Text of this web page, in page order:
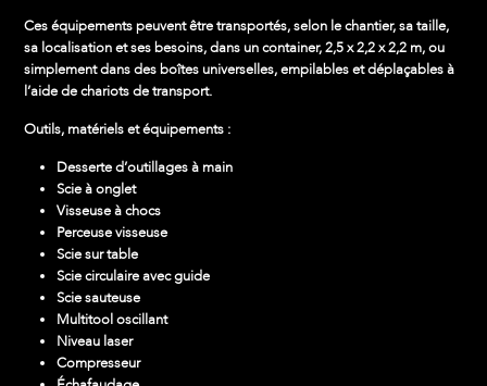
Ces équipements peuvent être transportés, selon le chantier, sa taille,
sa localisation et ses besoins, dans un container, 2,5 x 2,2 x 2,2 m, ou
simplement dans des boîtes universelles, empilables et déplaçables à
l’aide de chariots de transport.
Outils, matériels et équipements :
Desserte d’outillages à main
Scie à onglet
Visseuse à chocs
Perceuse visseuse
Scie sur table
Scie circulaire avec guide
Scie sauteuse
Multitool oscillant
Niveau laser
Compresseur